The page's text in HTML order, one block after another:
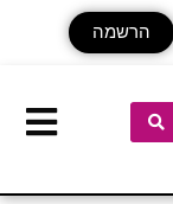
הרשמה